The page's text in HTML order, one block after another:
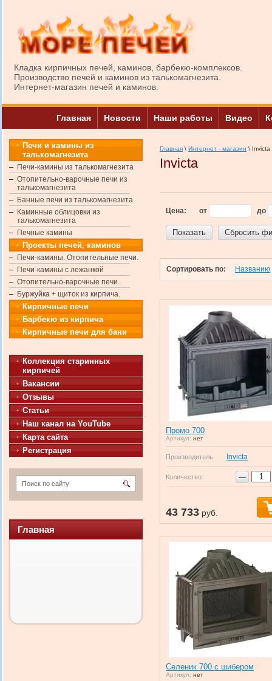
Кладка кирпичных печей, каминов, барбекю-комплексов.
Производство печей и каминов из талькомагнезита.
Интернет-магазин печей и каминов.
Главная Новости Наши работы Видео
Печи и камины из
талькомагнезита
Печи-камины из талькомагнезита
Отопительно-варочные печи из
талькомагнезита
Банные печи из талькомагнезита
Каминные облицовки из
талькомагнезита
Печные камины
Проекты печей, каминов
Печи-камины. Отопительные печи.
Печи-камины с лежанкой
Отопительно-варочные печи.
Буржуйка + щиток из кирпича.
Кирпичные печи
Барбекю из кирпича
Кирпичные печи для бани
Коллекция старинных
кирпичей
Вакансии
Отзывы
Статьи
Наш канал на YouTube
Карта сайта
Регистрация
Главная
Главная \ Интернет - магазин \ Invicta
Invicta
Цена: от до
Показать Сбросить
Сортировать по: Названию
Промо 700
Артикул: нет
Производитель Invicta
Количество: −
43 733 руб.
Селеник 700 с шибером
Артикул: нет